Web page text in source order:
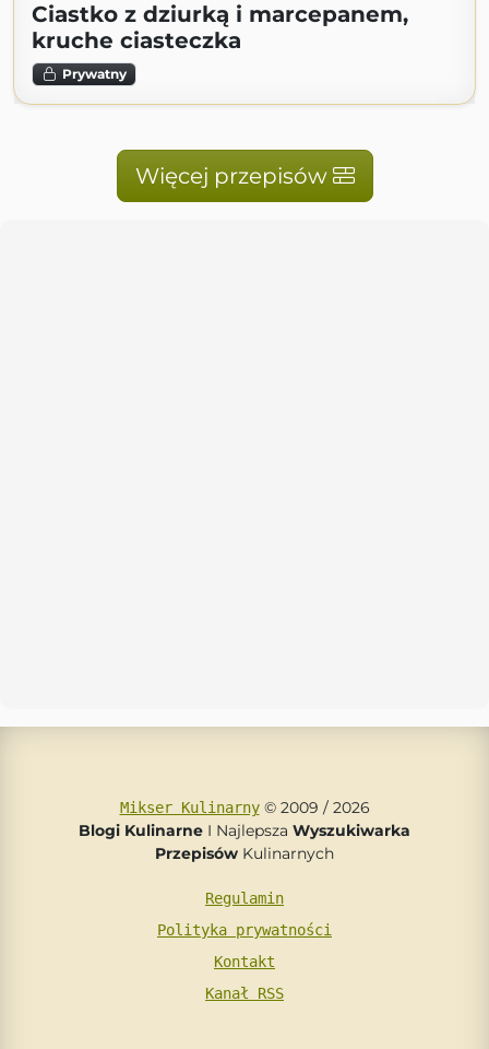
Ciastko z dziurką i marcepanem,
kruche ciasteczka
Prywatny
Więcej przepisów
Mikser Kulinarny© 2009 / 2026
Blogi Kulinarne I Najlepsza Wyszukiwarka
Przepisów Kulinarnych
Regulamin
Polityka prywatności
Kontakt
Kanał RSS